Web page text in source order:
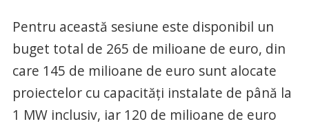
Pentru această sesiune este disponibil un
buget total de 265 de milioane de euro, din
care 145 de milioane de euro sunt alocate
proiectelor cu capacități instalate de până la
1 MW inclusiv, iar 120 de milioane de euro